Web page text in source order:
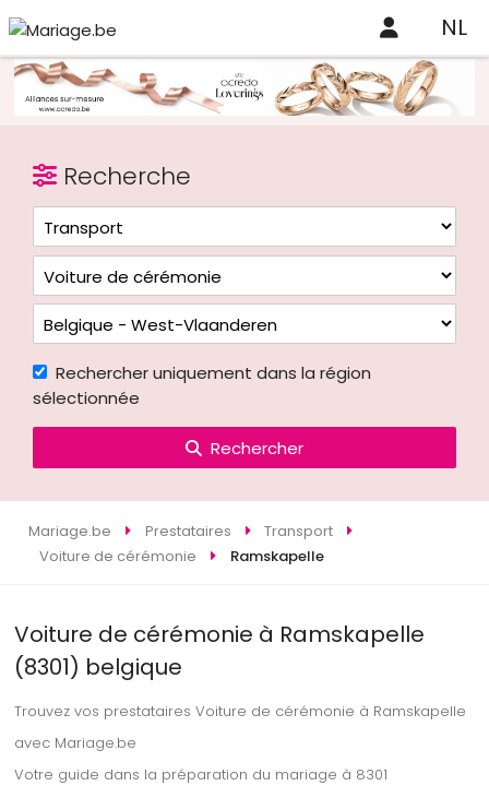
NL
Recherche
Rechercher uniquement dans la région
sélectionnée
Rechercher
Mariage.be Prestataires
Transport
Voiture de cérémonie
Ramskapelle
Voiture de cérémonie à Ramskapelle
(8301) belgique
Trouvez vos prestataires Voiture de cérémonie à Ramskapelle
avec Mariage.be
Votre guide dans la préparation du mariage à 8301